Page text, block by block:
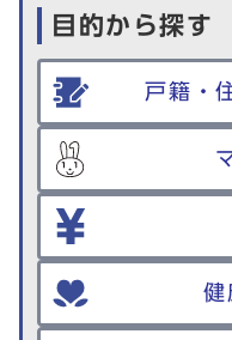
目的から探す
戸籍・
健